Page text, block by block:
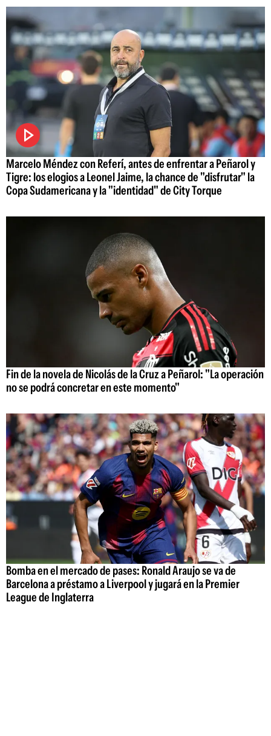
Marcelo Méndez con Referí, antes de enfrentar a Peñarol y
Tigre: los elogios a Leonel Jaime, la chance de "disfrutar" la
Copa Sudamericana y la "identidad" de City Torque
Fin de la novela de Nicolás de la Cruz a Peñarol: "La operación
no se podrá concretar en este momento"
Bomba en el mercado de pases: Ronald Araujo se va de
Barcelona a préstamo a Liverpool y jugará en la Premier
League de Inglaterra